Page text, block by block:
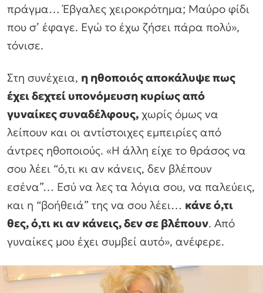
πράγμα… Έβγαλες χειροκρότημα; Μαύρο φίδι
που σ’ έφαγε. Εγώ το έχω ζήσει πάρα πολύ»,
τόνισε.
Στη συνέχεια, η ηθοποιός αποκάλυψε πως
έχει δεχτεί υπονόμευση κυρίως από
γυναίκες συναδέλφους, χωρίς όμως να
λείπουν και οι αντίστοιχες εμπειρίες από
άντρες ηθοποιούς. «Η άλλη είχε το θράσος να
σου λέει “ό,τι κι αν κάνεις, δεν βλέπουν
εσένα”… Εσύ να λες τα λόγια σου, να παλεύεις,
και η “βοήθειά” της να σου λέει… κάνε ό,τι
θες, ό,τι κι αν κάνεις, δεν σε βλέπουν. Από
γυναίκες μου έχει συμβεί αυτό», ανέφερε.